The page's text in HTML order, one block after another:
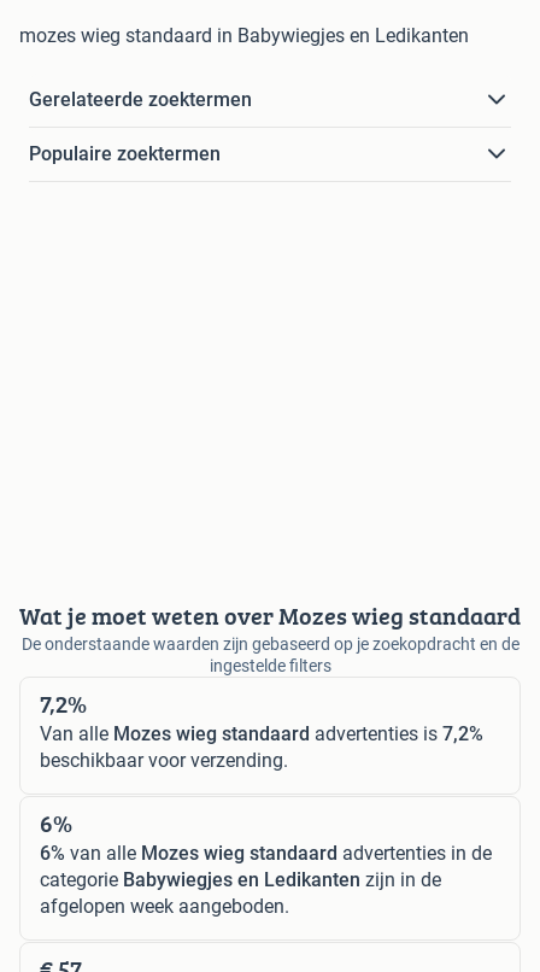
mozes wieg standaard in Babywiegjes en Ledikanten
Gerelateerde zoektermen
Populaire zoektermen
Wat je moet weten over Mozes wieg standaard
De onderstaande waarden zijn gebaseerd op je zoekopdracht en de
ingestelde filters
7,2%
Van alle Mozes wieg standaard advertenties is 7,2%
beschikbaar voor verzending.
6%
6% van alle Mozes wieg standaard advertenties in de
categorie Babywiegjes en Ledikanten zijn in de
afgelopen week aangeboden.